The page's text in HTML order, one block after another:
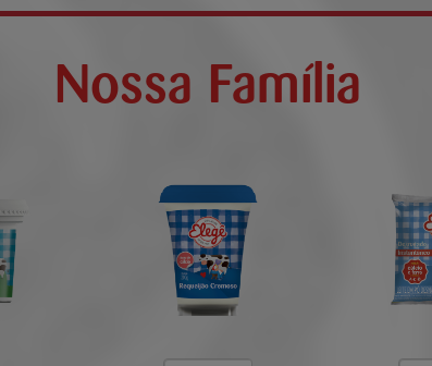
Nossa Família